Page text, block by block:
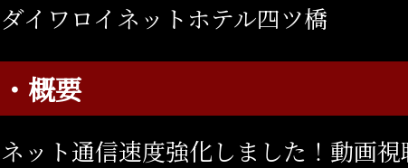
ダイワロイネットホテル四ツ橋
・概要
ネット通信速度強化しました！動画